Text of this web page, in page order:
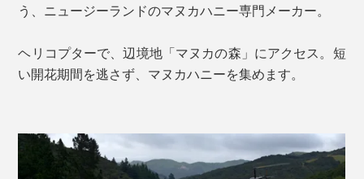
う、ニュージーランドのマヌカハニー専門メーカー。
ヘリコプターで、辺境地「マヌカの森」にアクセス。短
い開花期間を逃さず、マヌカハニーを集めます。